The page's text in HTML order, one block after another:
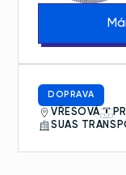
DOPRAVA
VŘESOVÁ
SUAS